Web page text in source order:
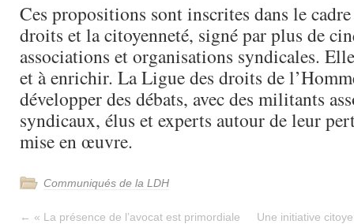
Ces propositions sont inscrites dans le
droits et la citoyenneté, signé par plus de
associations et organisations syndicales.
et à enrichir. La Ligue des droits de
développer des débats, avec des militants
syndicaux, élus et experts autour de leur
mise en œuvre.
Communiqués de la LDH
← « La présence de l’avocat est primordiale
Une initiative